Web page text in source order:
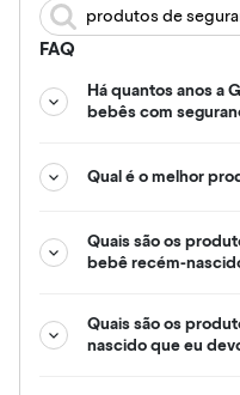
produtos de
FAQ
Há quantos anos a
bebês com
Qual é o melhor
Quais são os
bebê recém-
Quais são os
nascido que eu